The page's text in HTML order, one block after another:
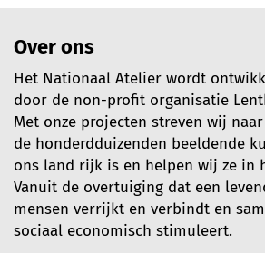
Over ons
Het Nationaal Atelier wordt
door de non-profit organisatie
Met onze projecten streven wij
de honderdduizenden beeldende
ons land rijk is en helpen wij ze in
Vanuit de overtuiging dat een
mensen verrijkt en verbindt en
sociaal economisch stimuleert.